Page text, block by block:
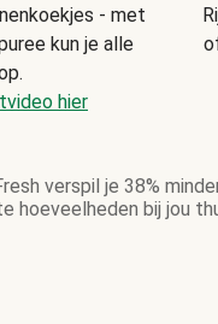
- met
kun je alle
hier
verspil je 38%
hoeveelheden bij jou